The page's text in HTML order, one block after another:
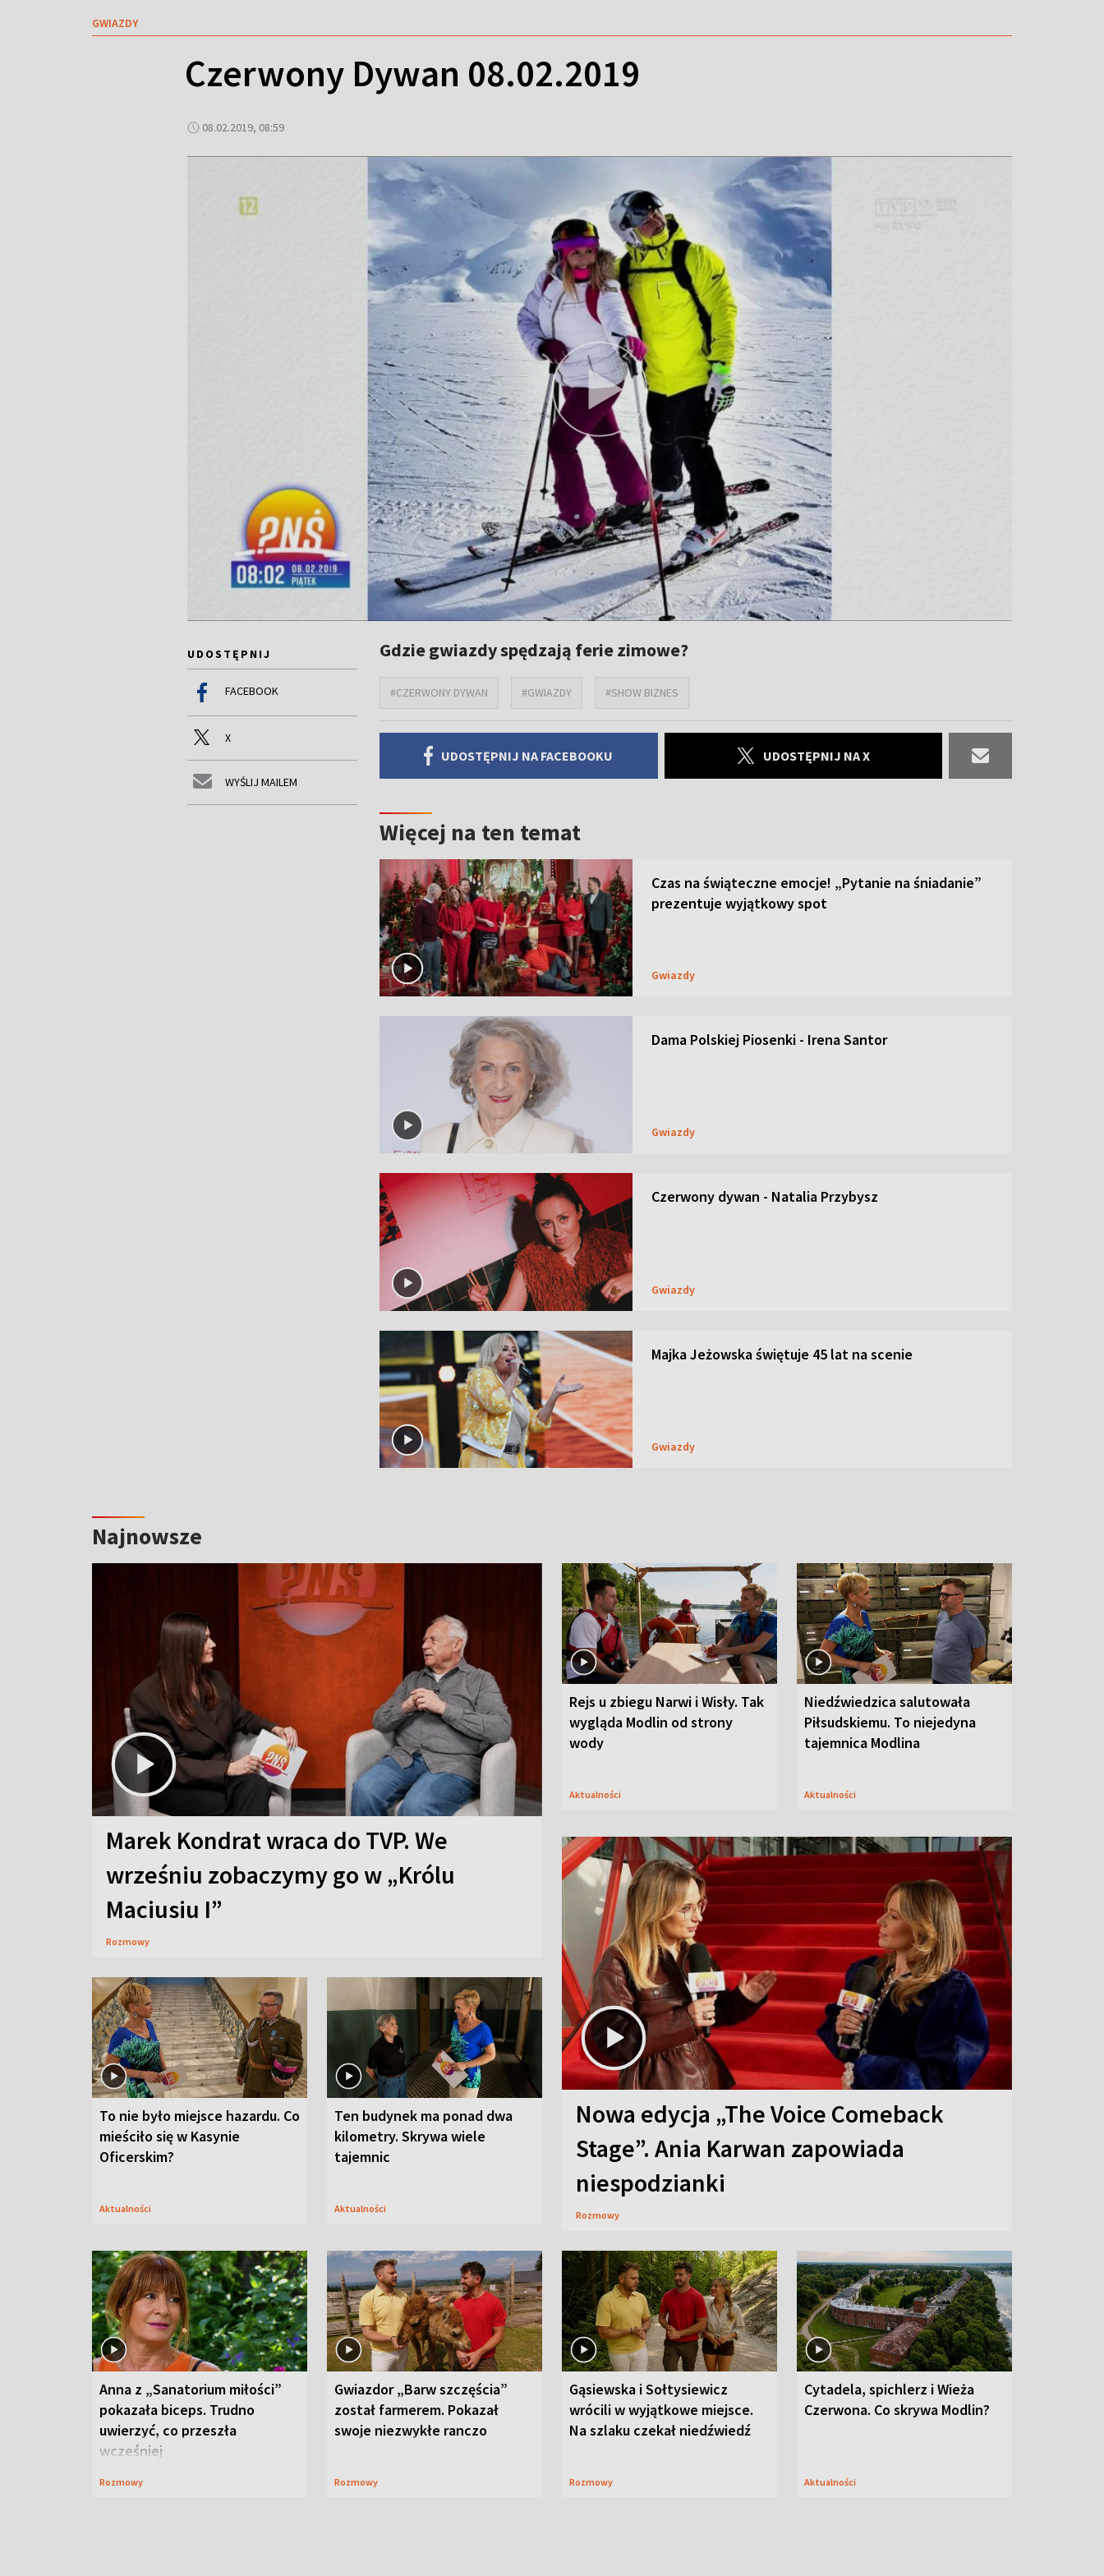
GWIAZDY
Czerwony Dywan 08.02.2019
08.02.2019, 08:59
UDOSTĘPNIJ
FACEBOOK
X
WYŚLIJ MAILEM
Gdzie gwiazdy spędzają ferie zimowe?
#CZERWONY DYWAN #GWIAZDY #SHOW BIZNES
UDOSTĘPNIJ NA FACEBOOKU UDOSTĘPNIJ NA X
Więcej na ten temat
Czas na świąteczne emocje! „Pytanie na śniadanie”
prezentuje wyjątkowy spot
Gwiazdy
Dama Polskiej Piosenki - Irena Santor
Gwiazdy
Czerwony dywan - Natalia Przybysz
Gwiazdy
Majka Jeżowska świętuje 45 lat na scenie
Gwiazdy
Najnowsze
Marek Kondrat wraca do TVP. We
wrześniu zobaczymy go w „Królu
Maciusiu I”
Rozmowy
Rejs u zbiegu Narwi i Wisły. Tak
wygląda Modlin od strony
wody
Aktualności
Niedźwiedzica salutowała
Piłsudskiemu. To niejedyna
tajemnica Modlina
Aktualności
To nie było miejsce hazardu. Co
mieściło się w Kasynie
Oficerskim?
Aktualności
Ten budynek ma ponad dwa
kilometry. Skrywa wiele
tajemnic
Aktualności
Nowa edycja „The Voice Comeback
Stage”. Ania Karwan zapowiada
niespodzianki
Rozmowy
Anna z „Sanatorium miłości”
pokazała biceps. Trudno
uwierzyć, co przeszła
wcześniej
Rozmowy
Gwiazdor „Barw szczęścia”
został farmerem. Pokazał
swoje niezwykłe ranczo
Rozmowy
Gąsiewska i Sołtysiewicz
wrócili w wyjątkowe miejsce.
Na szlaku czekał niedźwiedź
Rozmowy
Cytadela, spichlerz i Wieża
Czerwona. Co skrywa Modlin?
Aktualności